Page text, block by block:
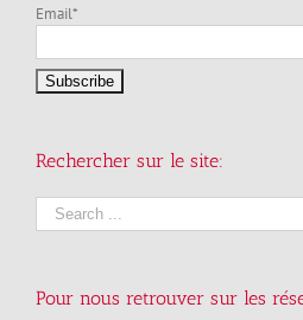
Email*
Rechercher sur le site:
Pour nous retrouver sur les